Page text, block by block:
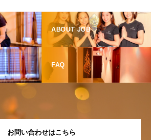
ABOUT JOB
FAQ
お問い合わせはこちら